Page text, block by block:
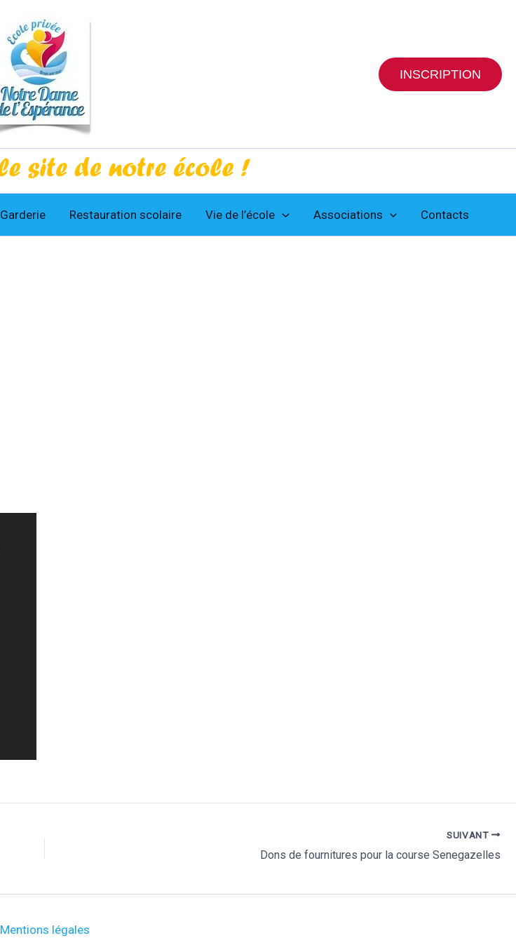
INSCRIPTION
Garderie Restauration scolaire Vie de l’école Associations Contacts
SUIVANT
Dons de fournitures pour la course Senegazelles
Mentions légales